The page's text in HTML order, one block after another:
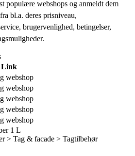
populære webshops og anmeldt dem
bl.a. deres prisniveau,
brugervenlighed, betingelser,
Link
webshop
webshop
webshop
webshop
webshop
1 L
> Tag & facade > Tagtilbehør